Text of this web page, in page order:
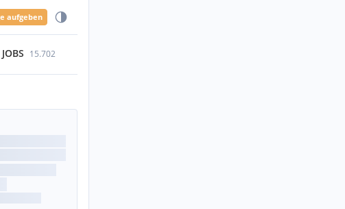
aufgeben
JOBS 15.702